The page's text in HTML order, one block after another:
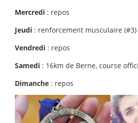
Mercredi : repos
Jeudi : renforcement musculaire (#3)
Vendredi : repos
Samedi : 16km de Berne, course
Dimanche : repos